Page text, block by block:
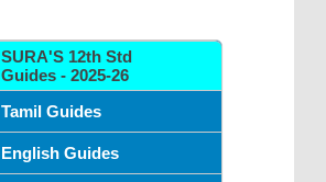
SURA'S 12th Std
Guides - 2025-26
Tamil Guides
English Guides